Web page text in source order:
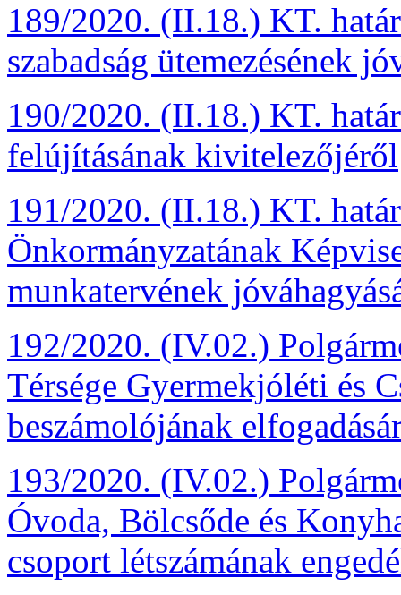
189/2020. (II.18.) KT.
szabadság ütemezésének
190/2020. (II.18.) KT.
felújításának kivitelezőjéről
191/2020. (II.18.) KT.
Önkormányzatának
munkatervének
192/2020. (IV.02.)
Térsége Gyermekjóléti és
beszámolójának
193/2020. (IV.02.)
Óvoda, Bölcsőde és
csoport létszámának